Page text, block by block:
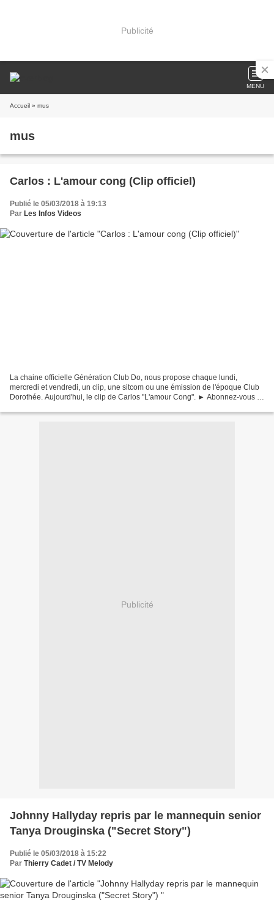
Publicité
MENU
Accueil » mus
mus
Carlos : L'amour cong (Clip officiel)
Publié le 05/03/2018 à 19:13
Par Les Infos Videos
La chaine officielle Génération Club Do, nous propose chaque lundi,
mercredi et vendredi, un clip, une sitcom ou une émission de l'époque Club
Dorothée. Aujourd'hui, le clip de Carlos "L'amour Cong". ► Abonnez-vous à
Publicité
Johnny Hallyday repris par le mannequin senior
Tanya Drouginska ("Secret Story")
Publié le 05/03/2018 à 15:22
Par Thierry Cadet / TV Melody